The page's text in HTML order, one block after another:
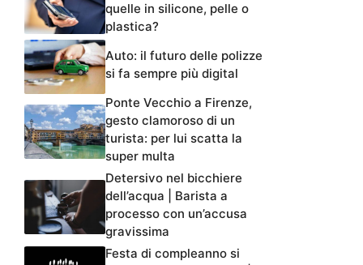
quelle in silicone, pelle o
plastica?
Auto: il futuro delle polizze
si fa sempre più digital
Ponte Vecchio a Firenze,
gesto clamoroso di un
turista: per lui scatta la
super multa
Detersivo nel bicchiere
dell’acqua | Barista a
processo con un’accusa
gravissima
Festa di compleanno si